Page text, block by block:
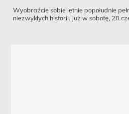
Wyobraźcie sobie letnie popołudnie
niezwykłych historii. Już w sobotę, 20